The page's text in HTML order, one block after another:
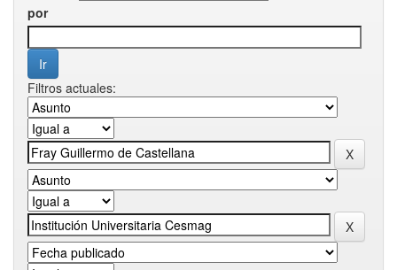
por
Filtros actuales: